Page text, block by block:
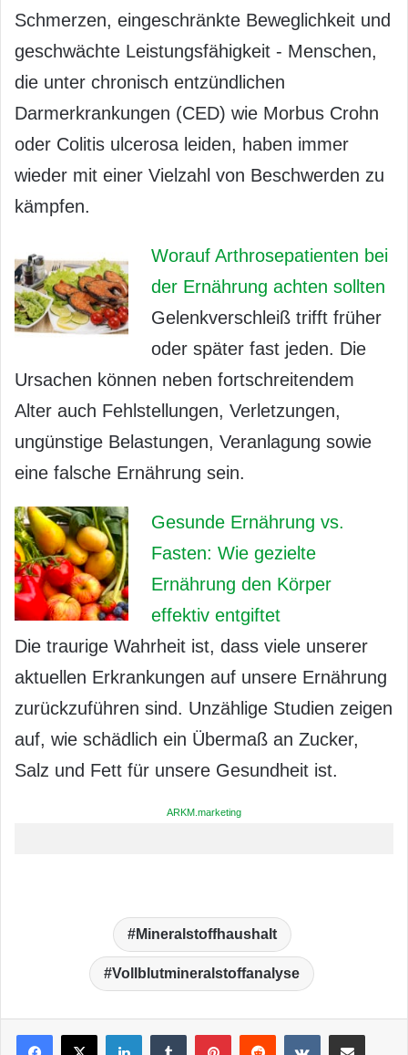
Schmerzen, eingeschränkte Beweglichkeit und
geschwächte Leistungsfähigkeit - Menschen,
die unter chronisch entzündlichen
Darmerkrankungen (CED) wie Morbus Crohn
oder Colitis ulcerosa leiden, haben immer
wieder mit einer Vielzahl von Beschwerden zu
kämpfen.
Worauf Arthrosepatienten bei
der Ernährung achten sollten
Gelenkverschleiß trifft früher
oder später fast jeden. Die
Ursachen können neben fortschreitendem
Alter auch Fehlstellungen, Verletzungen,
ungünstige Belastungen, Veranlagung sowie
eine falsche Ernährung sein.
Gesunde Ernährung vs.
Fasten: Wie gezielte
Ernährung den Körper
effektiv entgiftet
Die traurige Wahrheit ist, dass viele unserer
aktuellen Erkrankungen auf unsere Ernährung
zurückzuführen sind. Unzählige Studien zeigen
auf, wie schädlich ein Übermaß an Zucker,
Salz und Fett für unsere Gesundheit ist.
ARKM.marketing
Mineralstoffhaushalt
Vollblutmineralstoffanalyse
LinkedIn VKontakte